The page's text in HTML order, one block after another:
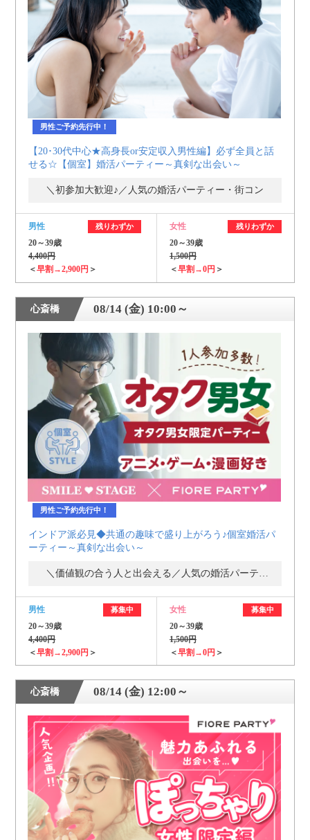
男性ご予約先行中！
【20･30代中心★高身長or安定収入男性編】必ず全員と話
せる☆【個室】婚活パーティー～真剣な出会い～
＼初参加大歓迎♪／人気の婚活パーティー・街コン
男性 残りわずか
20～39歳
4,400円
＜早割→2,900円 ＞
女性 残りわずか
20～39歳
1,500円
＜早割→0円 ＞
心斎橋 08/14 (金) 10:00～
男性ご予約先行中！
インドア派必見◆共通の趣味で盛り上がろう♪個室婚活パ
ーティー～真剣な出会い～
男性 募集中
20～39歳
4,400円
＜早割→2,900円 ＞
女性 募集中
20～39歳
1,500円
＜早割→0円 ＞
心斎橋 08/14 (金) 12:00～